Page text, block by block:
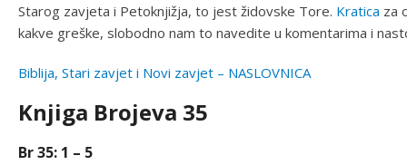
Starog zavjeta i Petoknjižja, to jest židovske Tore. Kratica za
kakve greške, slobodno nam to navedite u komentarima i
Biblija, Stari zavjet i Novi zavjet – NASLOVNICA
Knjiga Brojeva 35
Br 35: 1 – 5